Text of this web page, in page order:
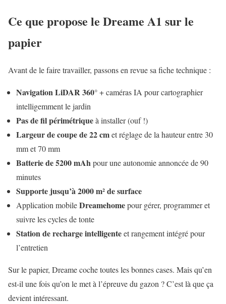
Ce que propose le Dreame A1 sur le
papier
Avant de le faire travailler, passons en revue sa fiche technique :
Navigation LiDAR 360°+ caméras IA pour cartographier
intelligemment le jardin
Pas de fil périmétriqueà installer (ouf !)
Largeur de coupe de 22 cmet réglage de la hauteur entre 30
mm et 70 mm
Batterie de 5200 mAhpour une autonomie annoncée de 90
minutes
Supporte jusqu’à 2000 m² de surface
Application mobileDreamehomepour gérer, programmer et
suivre les cycles de tonte
Station de recharge intelligenteet rangement intégré pour
l’entretien
Sur le papier, Dreame coche toutes les bonnes cases. Mais qu’en
est-il une fois qu’on le met à l’épreuve du gazon ? C’est là que ça
devient intéressant.